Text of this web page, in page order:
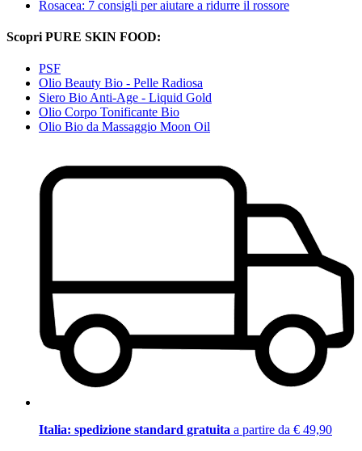
Rosacea: 7 consigli per aiutare a ridurre il rossore
Scopri PURE SKIN FOOD:
PSF
Olio Beauty Bio - Pelle Radiosa
Siero Bio Anti-Age - Liquid Gold
Olio Corpo Tonificante Bio
Olio Bio da Massaggio Moon Oil
Italia: spedizione standard gratuita a partire da € 49,90